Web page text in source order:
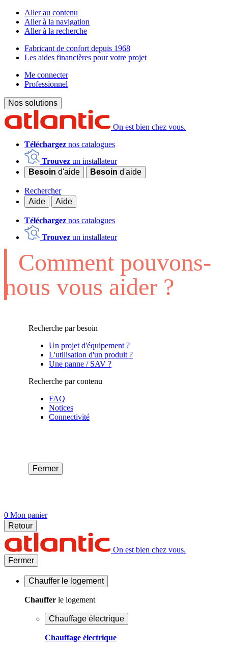
Aller au contenu
Aller à la navigation
Aller à la recherche
Fabricant de confort depuis 1968
Les aides financières pour votre projet
Me connecter
Professionnel
Nos solutions
On est bien chez vous.
Téléchargez nos catalogues
Trouvez un installateur
Besoin d'aide Besoin d'aide
Rechercher
Aide
Aide
Téléchargez nos catalogues
Trouvez un installateur
Comment pouvons-
nous vous aider ?
Recherche par besoin
Un projet d'équipement ?
L'utilisation d'un produit ?
Une panne / SAV ?
Recherche par contenu
FAQ
Notices
Connectivité
Fermer
0 Mon panier
Retour
On est bien chez vous.
Fermer
Chauffer le logement
Chauffer le logement
Chauffage électrique
Chauffage électrique